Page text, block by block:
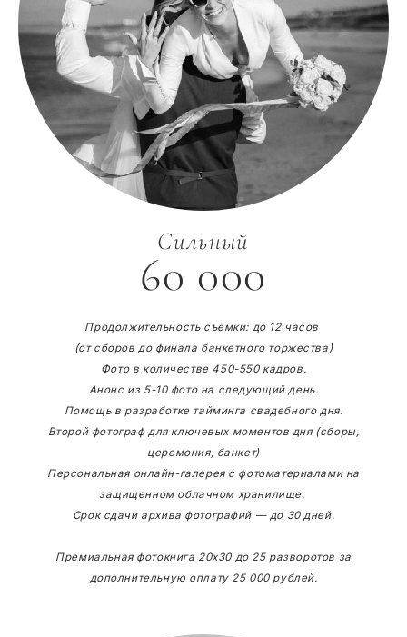
Сильный
60 000
Продолжительность съемки: до 12 часов
(от сборов до финала банкетного торжества)
Фото в количестве 450-550 кадров.
Анонс из 5-10 фото на следующий день.
Помощь в разработке тайминга свадебного дня.
Второй фотограф для ключевых моментов дня (сборы,
церемония, банкет)
Персональная онлайн-галерея с фотоматериалами на
защищенном облачном хранилище.
Срок сдачи архива фотографий — до 30 дней.
Премиальная фотокнига 20х30 до 25 разворотов за
дополнительную оплату 25 000 рублей.